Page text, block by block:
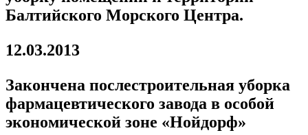
Балтийского Морского Центра.
12.03.2013
Закончена послестроительная уборка
фармацевтического завода в особой
экономической зоне «Нойдорф»